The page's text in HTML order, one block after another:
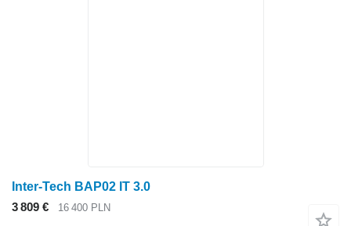
Inter-Tech BAP02 IT 3.0
3 809 €
16 400 PLN